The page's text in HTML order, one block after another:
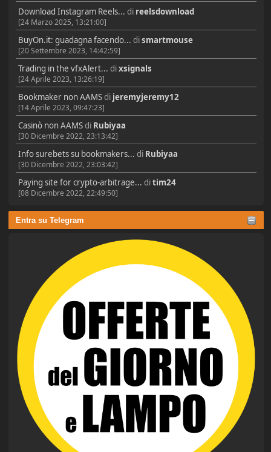
Download Instagram Reels... di reelsdownload
[24 Marzo 2025, 13:21:00]
BuyOn.it: guadagna facendo... dismartmouse
[20 Settembre 2023, 14:42:59]
Trading in the vfxAlert... dixsignals
[24 Aprile 2023, 13:26:19]
Bookmaker non AAMSdi jeremyjeremy12
[14 Aprile 2023, 09:47:23]
Casinò non AAMSdi Rubiyaa
[30 Dicembre 2022, 23:13:42]
Info surebets su bookmakers... di Rubiyaa
[30 Dicembre 2022, 23:03:42]
Paying site for crypto-arbitrage... ditim24
[08 Dicembre 2022, 22:49:50]
Entra su Telegram